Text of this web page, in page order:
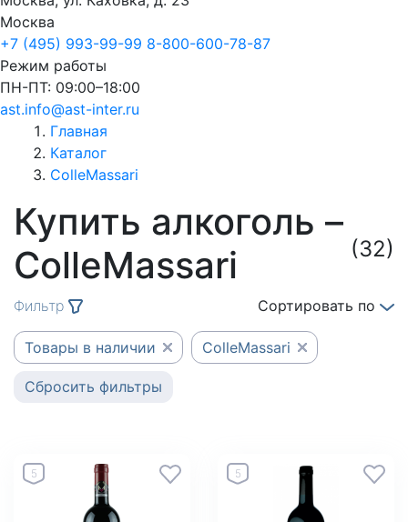
Москва
+7 (495) 993-99-99 8-800-600-78-87
Режим работы
ПН-ПТ: 09:00–18:00
ast.info@ast-inter.ru
Главная
Каталог
ColleMassari
Купить алкоголь –
ColleMassari
(32)
Фильтр Сортировать по
Товары в наличии ColleMassari
Сбросить фильтры
5 5